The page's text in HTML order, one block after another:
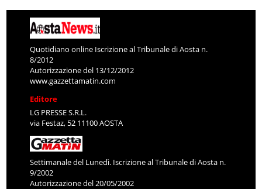
Quotidiano online Iscrizione al Tribunale di Aosta n.
8/2012
Autorizzazione del 13/12/2012
www.gazzettamatin.com
Editore
LG PRESSE S.R.L.
via Festaz, 52 11100 AOSTA
Settimanale del Lunedì. Iscrizione al Tribunale di Aosta n.
9/2002
Autorizzazione del 20/05/2002